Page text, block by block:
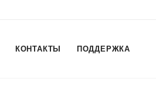
КОНТАКТЫ ПОДДЕРЖКА